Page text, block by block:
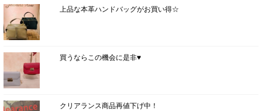
上品な本革ハンドバッグがお買い得☆
買うならこの機会に是非♥
クリアランス商品再値下げ中！